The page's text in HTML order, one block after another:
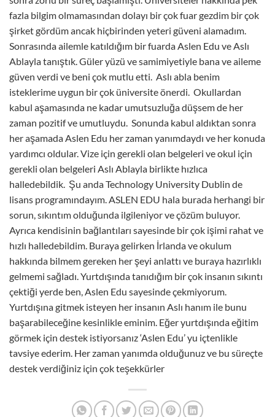
fazla bilgim olmamasından dolayı bir çok fuar gezdim bir çok
şirket gördüm ancak hiçbirinden yeteri güveni alamadım.
Sonrasında ailemle katıldığım bir fuarda Aslen Edu ve Aslı
Ablayla tanıştık. Güler yüzü ve samimiyetiyle bana ve aileme
güven verdi ve beni çok mutlu etti. Aslı abla benim
isteklerime uygun bir çok üniversite önerdi. Okullardan
kabul aşamasında ne kadar umutsuzluğa düşsem de her
zaman pozitif ve umutluydu. Sonunda kabul aldıktan sonra
her aşamada Aslen Edu her zaman yanımdaydı ve her konuda
yardımcı oldular. Vize için gerekli olan belgeleri ve okul için
gerekli olan belgeleri Aslı Ablayla birlikte hızlıca
halledebildik. Şu anda Technology University Dublin de
lisans programındayım. ASLEN EDU hala burada herhangi bir
sorun, sıkıntım olduğunda ilgileniyor ve çözüm buluyor.
Ayrıca kendisinin bağlantıları sayesinde bir çok işimi rahat ve
hızlı halledebildim. Buraya gelirken İrlanda ve okulum
hakkında bilmem gereken her şeyi anlattı ve buraya hazırlıklı
gelmemi sağladı. Yurtdışında tanıdığım bir çok insanın sıkıntı
çektiği yerde ben, Aslen Edu sayesinde çekmiyorum.
Yurtdışına gitmek isteyen her insanın Aslı hanım ile bunu
başarabileceğine kesinlikle eminim. Eğer yurtdışında eğitim
görmek için destek istiyorsanız ‘Aslen Edu’ yu içtenlikle
tavsiye ederim. Her zaman yanımda olduğunuz ve bu süreçte
destek verdiğiniz için çok teşekkürler